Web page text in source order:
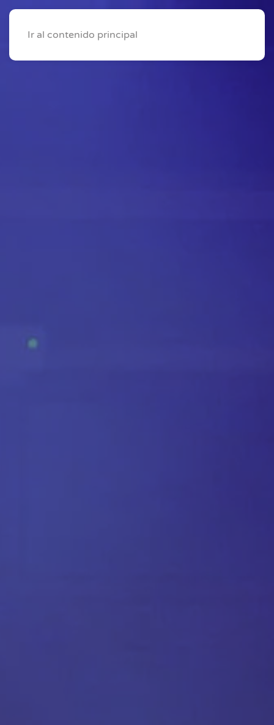
Ir al contenido principal